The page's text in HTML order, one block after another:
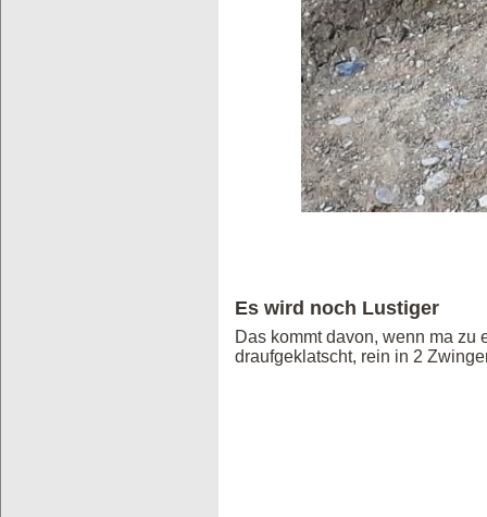
Es wird noch Lustiger
Das kommt davon, wenn ma zu
draufgeklatscht, rein in 2